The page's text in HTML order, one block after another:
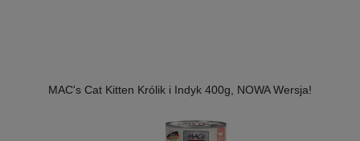
MAC's Cat Kitten Królik i Indyk 400g, NOWA Wersja!